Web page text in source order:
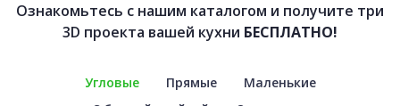
Ознакомьтесь с нашим каталогом и получите три
3D проекта вашей кухни БЕСПЛАТНО!
Угловые Прямые
Маленькие